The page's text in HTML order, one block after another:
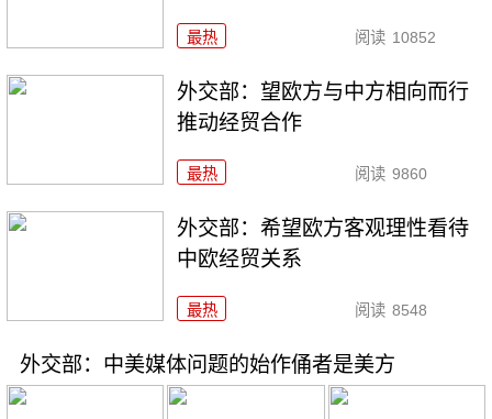
最热 阅读 10852
外交部：望欧方与中方相向而行
推动经贸合作
最热 阅读 9860
外交部：希望欧方客观理性看待
中欧经贸关系
最热 阅读 8548
外交部：中美媒体问题的始作俑者是美方